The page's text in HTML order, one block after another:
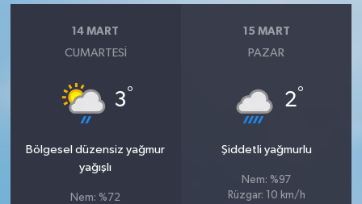
14 MART
CUMARTESI
3°
Bölgesel düzensiz yağmur
yağışlı
Nem: %72
15 MART
PAZAR
2°
Şiddetli yağmurlu
Nem: %97
Rüzgar: 10 km/h